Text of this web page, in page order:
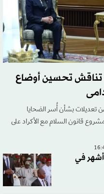
تناقش تحسين أوضاع
تعديلات بشأن أُسر الضحايا
قانون السلام مع الأكراد على
نيجيريا: تحرير 308 رهائن ظلت 6 أشهر في